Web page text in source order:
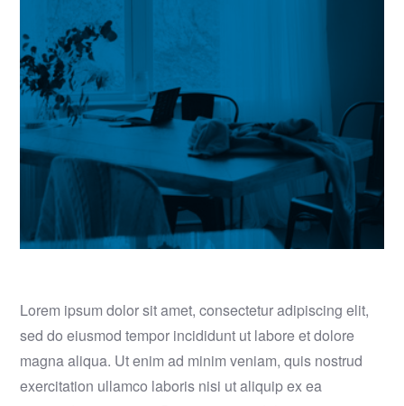
Lorem ipsum dolor sit amet, consectetur adipiscing elit,
sed do eiusmod tempor incididunt ut labore et dolore
magna aliqua. Ut enim ad minim veniam, quis nostrud
exercitation ullamco laboris nisi ut aliquip ex ea